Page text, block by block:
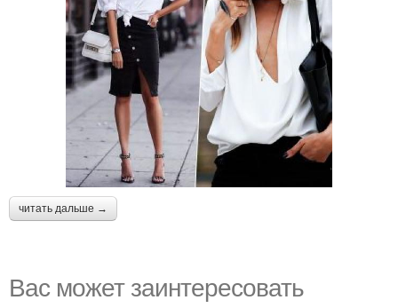
читать дальше →
Вас может заинтересовать